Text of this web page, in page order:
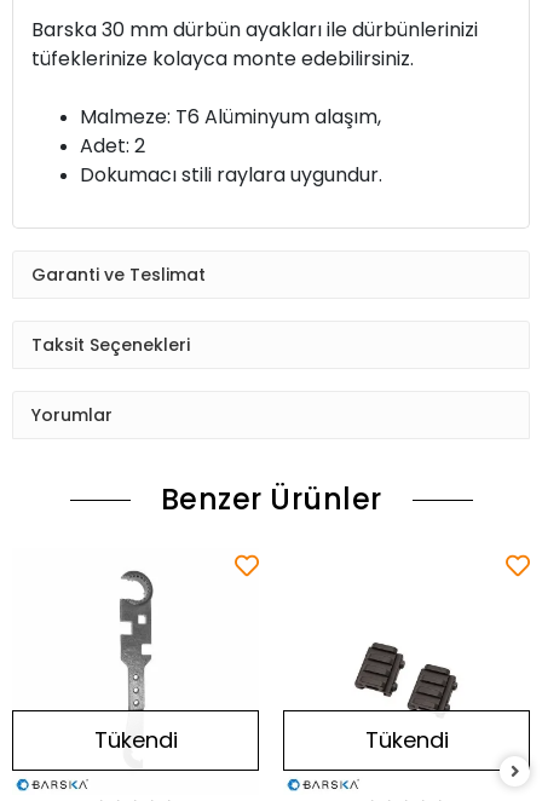
Barska 30 mm dürbün ayakları ile dürbünlerinizi
tüfeklerinize kolayca monte edebilirsiniz.
Malmeze: T6 Alüminyum alaşım,
Adet: 2
Dokumacı stili raylara uygundur.
Garanti ve Teslimat
Taksit Seçenekleri
Yorumlar
Benzer Ürünler
Tükendi Tükendi